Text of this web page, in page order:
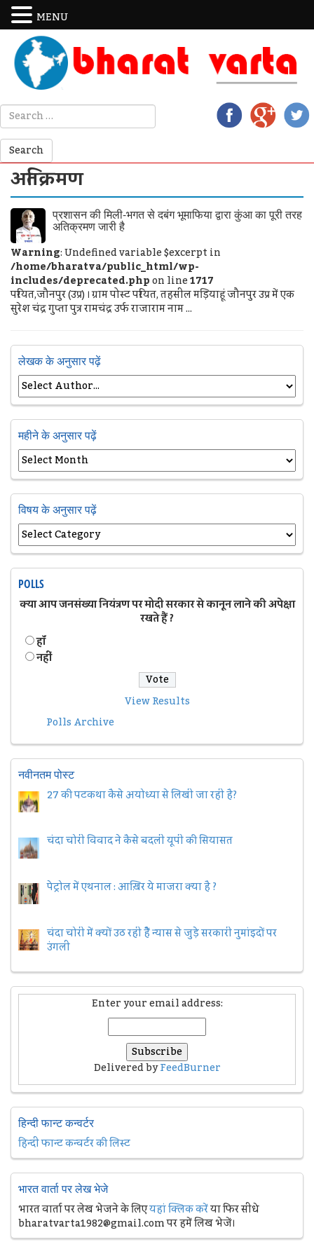
अतिक्रमण
प्रशासन की मिली-भगत से दबंग भूमाफिया द्वारा कुंआ का पूरी तरह
अतिक्रमण जारी है
Warning: Undefined variable $excerpt in
/home/bharatva/public_html/wp-
includes/deprecated.phpon line1717
परियत,जौनपुर (उप्र) । ग्राम पोस्ट परियत, तहसील मड़ियाहूं जौनपुर उप्र में एक
सुरेश चंद्र गुप्ता पुत्र रामचंद्र उर्फ राजाराम नाम ...
लेखक के अनुसार पढ़ें
महीने के अनुसार पढ़ें
विषय के अनुसार पढ़ें
POLLS
क्या आप जनसंख्या नियंत्रण पर मोदी सरकार से कानून लाने की अपेक्षा
रखते हैं ?
हॉं
नहीं
View Results
Polls Archive
नवीनतम पोस्ट
27 की पटकथा कैसे अयोध्या से लिखी जा रही है?
चंदा चोरी विवाद ने कैसे बदली यूपी की सियासत
पेट्रोल में एथनाल : आख़िर ये माजरा क्या है ?
चंदा चोरी में क्यों उठ रही हैैं न्यास से जुड़े सरकारी नुमांइदों पर
उंगली
Enter your email address:
Delivered byFeedBurner
हिन्दी फान्ट कन्वर्टर
हिन्दी फान्ट कन्वर्टर की लिस्ट
भारत वार्ता पर लेख भेजे
भारत वार्ता पर लेख भेजने के लिएयहां क्लिक करेंया फिर सीधे
bharatvarta1982@gmail.com पर हमें लिख भेजें।
MENU